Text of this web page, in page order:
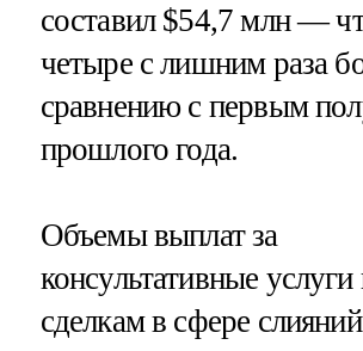
составил $54,7 млн —
четыре с лишним раза
сравнению с первым
прошлого года.
Объемы выплат за
консультативные услуги
сделкам в сфере